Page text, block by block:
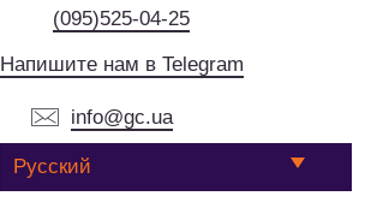
(095)525-04-25
Напишите нам в Telegram
info@gc.ua
Русский